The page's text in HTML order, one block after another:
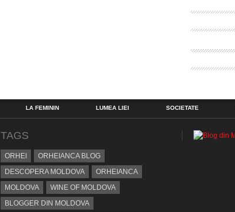
LA FEMININ LUMEA LIEI SOCIETATE
TAGS
ORHEI
ORHEIANCA BLOG
DESCOPERA MOLDOVA
ORHEIANCA
MOLDOVA
WINE OF MOLDOVA
BLOGGER DIN MOLDOVA